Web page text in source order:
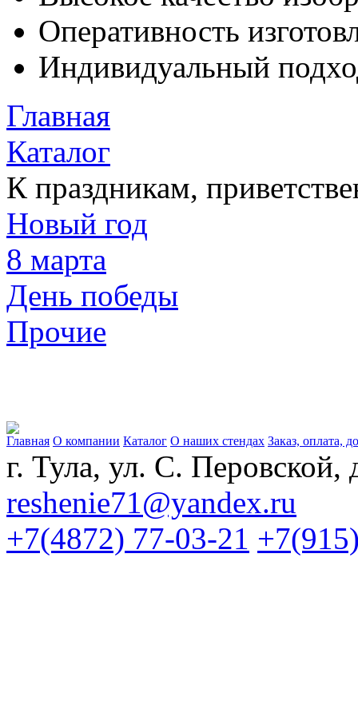
Оперативность
Индивидуальный
Главная
Каталог
К праздникам,
Новый год
8 марта
День победы
Прочие
Главная О компании Каталог О наших стендах Заказ, оплата,
г. Тула, ул. С. Перовской,
reshenie71@yandex.ru
+7(4872) 77-03-21